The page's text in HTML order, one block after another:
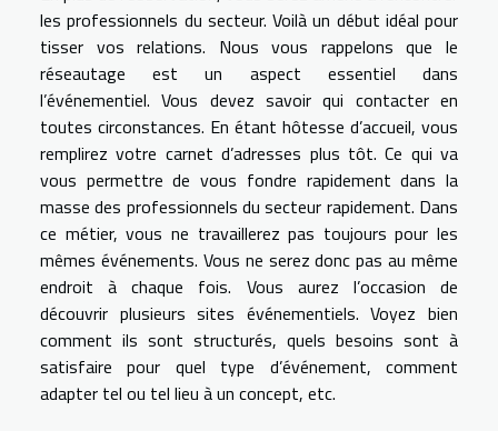
les professionnels du secteur. Voilà un début idéal pour
tisser vos relations. Nous vous rappelons que le
réseautage est un aspect essentiel dans
l’événementiel. Vous devez savoir qui contacter en
toutes circonstances. En étant hôtesse d’accueil, vous
remplirez votre carnet d’adresses plus tôt. Ce qui va
vous permettre de vous fondre rapidement dans la
masse des professionnels du secteur rapidement. Dans
ce métier, vous ne travaillerez pas toujours pour les
mêmes événements. Vous ne serez donc pas au même
endroit à chaque fois. Vous aurez l’occasion de
découvrir plusieurs sites événementiels. Voyez bien
comment ils sont structurés, quels besoins sont à
satisfaire pour quel type d’événement, comment
adapter tel ou tel lieu à un concept, etc.